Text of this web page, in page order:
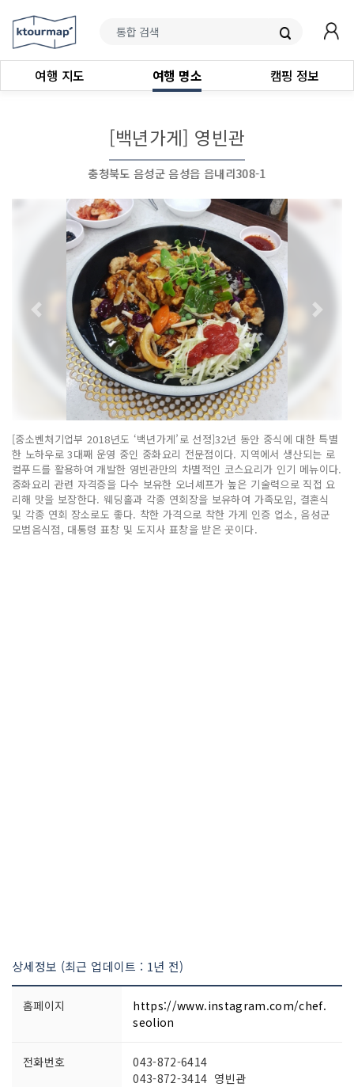
여행 지도 여행 명소 캠핑 정보
[백년가게] 영빈관
충청북도 음성군 음성읍 읍내리308-1
[중소벤처기업부 2018년도 ‘백년가게’로 선정]32년 동안 중식에 대한 특별
한 노하우로 3대째 운영 중인 중화요리 전문점이다. 지역에서 생산되는 로
컬푸드를 활용하여 개발한 영빈관만의 차별적인 코스요리가 인기 메뉴이다.
중화요리 관련 자격증을 다수 보유한 오너셰프가 높은 기술력으로 직접 요
리해 맛을 보장한다. 웨딩홀과 각종 연회장을 보유하여 가족모임, 결혼식
및 각종 연회 장소로도 좋다. 착한 가격으로 착한 가게 인증 업소, 음성군
모범음식점, 대통령 표창 및 도지사 표창을 받은 곳이다.
상세정보 (최근 업데이트 : 1년 전)
홈페이지
https://www.instagram.com/chef.
seolion
전화번호
043-872-6414
043-872-3414 영빈관